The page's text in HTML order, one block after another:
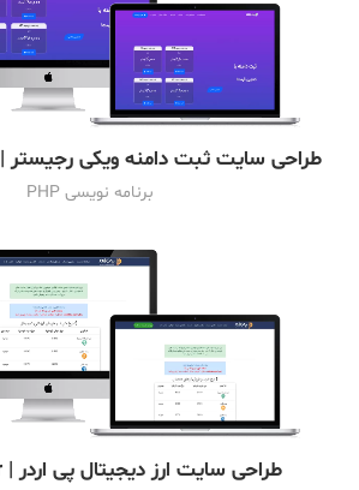
طراحی سایت ثبت دامنه ویکی رجیستر | WikiRegister.Ir
برنامه نویسی PHP
طراحی سایت ارز دیجیتال پی اردر | PayOrder.Ir